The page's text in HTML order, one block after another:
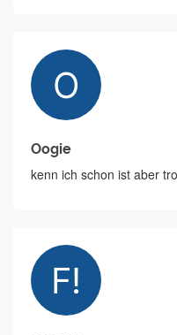
Oogie
kenn ich schon ist aber